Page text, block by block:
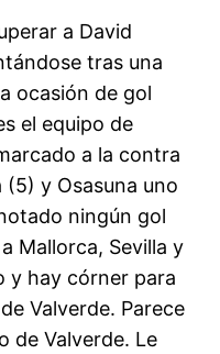
a David
tras una
ocasión de gol
el equipo de
a la contra
y Osasuna uno
ningún gol
Mallorca, Sevilla y
y hay córner para
Valverde. Parece
de Valverde. Le